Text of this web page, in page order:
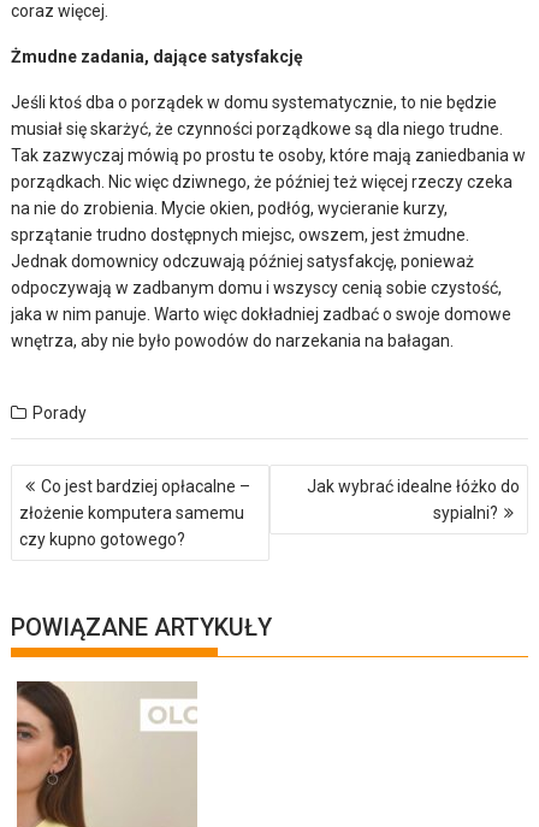
coraz więcej.
Żmudne zadania, dające satysfakcję
Jeśli ktoś dba o porządek w domu systematycznie, to nie będzie
musiał się skarżyć, że czynności porządkowe są dla niego trudne.
Tak zazwyczaj mówią po prostu te osoby, które mają zaniedbania w
porządkach. Nic więc dziwnego, że później też więcej rzeczy czeka
na nie do zrobienia. Mycie okien, podłóg, wycieranie kurzy,
sprzątanie trudno dostępnych miejsc, owszem, jest żmudne.
Jednak domownicy odczuwają później satysfakcję, ponieważ
odpoczywają w zadbanym domu i wszyscy cenią sobie czystość,
jaka w nim panuje. Warto więc dokładniej zadbać o swoje domowe
wnętrza, aby nie było powodów do narzekania na bałagan.
Porady
Nawigacja
wpisu
Co jest bardziej opłacalne –
złożenie komputera samemu
czy kupno gotowego?
Jak wybrać idealne łóżko do
sypialni?
POWIĄZANE ARTYKUŁY